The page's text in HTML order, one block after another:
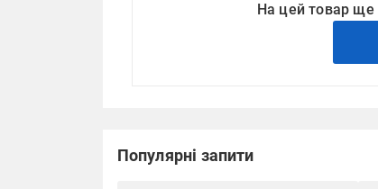
На цей товар ще
Популярні запити